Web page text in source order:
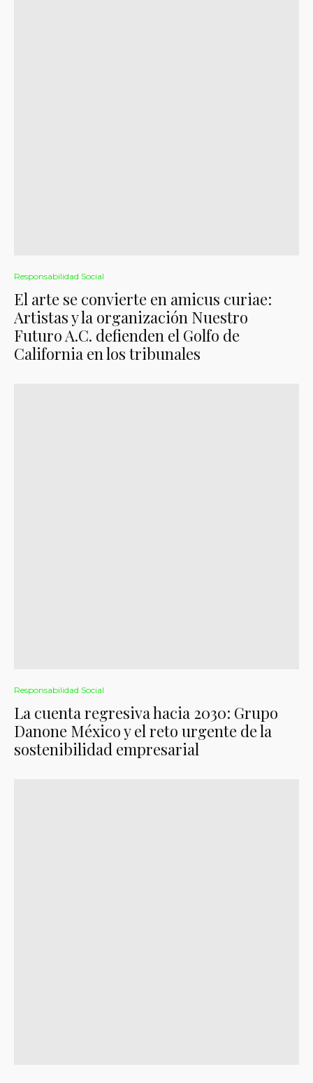
Responsabilidad Social
El arte se convierte en amicus curiae:
Artistas y la organización Nuestro
Futuro A.C. defienden el Golfo de
California en los tribunales
Responsabilidad Social
La cuenta regresiva hacia 2030: Grupo
Danone México y el reto urgente de la
sostenibilidad empresarial